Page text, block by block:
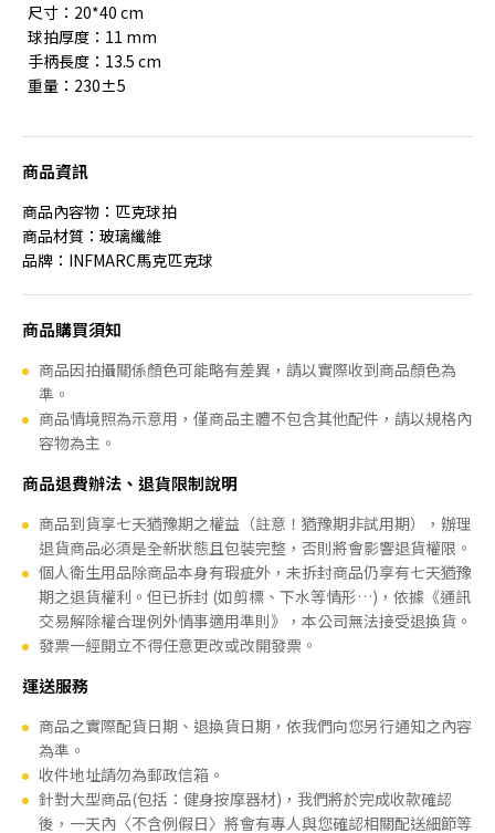
尺寸：20*40 cm
球拍厚度：11 mm
手柄長度：13.5 cm
重量：230±5
商品資訊
商品內容物：匹克球拍
商品材質：玻璃纖維
品牌：INFMARC馬克匹克球
商品購買須知
商品因拍攝關係顏色可能略有差異，請以實際收到商品顏色為
準。
商品情境照為示意用，僅商品主體不包含其他配件，請以規格內
容物為主。
商品退費辦法、退貨限制說明
商品到貨享七天猶豫期之權益（註意！猶豫期非試用期），辦理
退貨商品必須是全新狀態且包裝完整，否則將會影響退貨權限。
個人衛生用品除商品本身有瑕疵外，未拆封商品仍享有七天猶豫
期之退貨權利。但已拆封 (如剪標、下水等情形…)，依據《通訊
交易解除權合理例外情事適用準則》，本公司無法接受退換貨。
發票一經開立不得任意更改或改開發票。
運送服務
商品之實際配貨日期、退換貨日期，依我們向您另行通知之內容
為準。
收件地址請勿為郵政信箱。
針對大型商品(包括：健身按摩器材)，我們將於完成收款確認
後，一天內〈不含例假日〉將會有專人與您確認相關配送細節等